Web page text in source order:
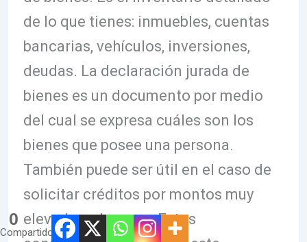
de lo que tienes: inmuebles, cuentas
bancarias, vehículos, inversiones,
deudas. La declaración jurada de
bienes es un documento por medio
del cual se expresa cuáles son los
bienes que posee una persona.
También puede ser útil en el caso de
solicitar créditos por montos muy
elevados a bancos. Estos
0
Compartidos